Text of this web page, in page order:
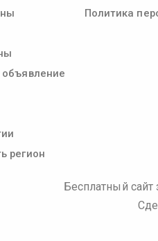
регион
Политика
Бесплатный сайт